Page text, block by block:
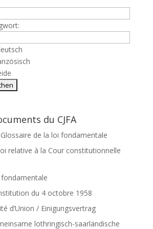
du CJFA
Glossaire de la loi fondamentale
loi relative à la Cour constitutionnelle
fondamentale
du 4 octobre 1958
d’Union / Einigungsvertrag
lothringisch-saarländische